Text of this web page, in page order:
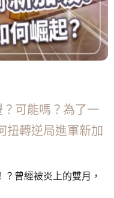
？可能嗎？為了一
扭轉逆局進軍新加
曾經被炎上的雙月，